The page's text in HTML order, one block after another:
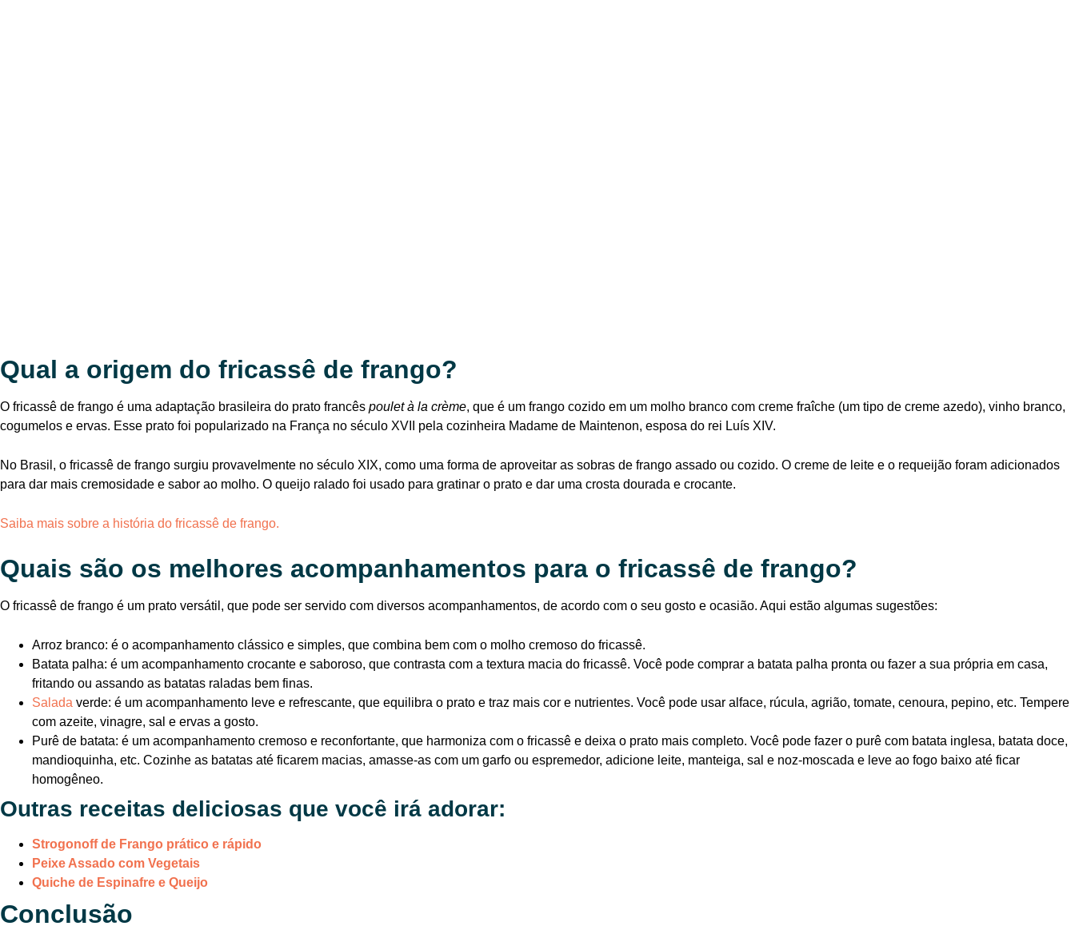
Qual a origem do fricassê de frango?
O fricassê de frango é uma adaptação brasileira do prato francês poulet à la crème, que é um frango cozido em um molho branco com creme fraîche (um tipo de creme azedo), vinho branco,
cogumelos e ervas. Esse prato foi popularizado na França no século XVII pela cozinheira Madame de Maintenon, esposa do rei Luís XIV.
No Brasil, o fricassê de frango surgiu provavelmente no século XIX, como uma forma de aproveitar as sobras de frango assado ou cozido. O creme de leite e o requeijão foram adicionados
para dar mais cremosidade e sabor ao molho. O queijo ralado foi usado para gratinar o prato e dar uma crosta dourada e crocante.
Saiba mais sobre a história do fricassê de frango.
Quais são os melhores acompanhamentos para o fricassê de frango?
O fricassê de frango é um prato versátil, que pode ser servido com diversos acompanhamentos, de acordo com o seu gosto e ocasião. Aqui estão algumas sugestões:
Arroz branco: é o acompanhamento clássico e simples, que combina bem com o molho cremoso do fricassê.
Batata palha: é um acompanhamento crocante e saboroso, que contrasta com a textura macia do fricassê. Você pode comprar a batata palha pronta ou fazer a sua própria em casa,
fritando ou assando as batatas raladas bem finas.
Salada verde: é um acompanhamento leve e refrescante, que equilibra o prato e traz mais cor e nutrientes. Você pode usar alface, rúcula, agrião, tomate, cenoura, pepino, etc. Tempere
com azeite, vinagre, sal e ervas a gosto.
Purê de batata: é um acompanhamento cremoso e reconfortante, que harmoniza com o fricassê e deixa o prato mais completo. Você pode fazer o purê com batata inglesa, batata doce,
mandioquinha, etc. Cozinhe as batatas até ficarem macias, amasse-as com um garfo ou espremedor, adicione leite, manteiga, sal e noz-moscada e leve ao fogo baixo até ficar
homogêneo.
Outras receitas deliciosas que você irá adorar:
Strogonoff de Frango prático e rápido
Peixe Assado com Vegetais
Quiche de Espinafre e Queijo
Conclusão